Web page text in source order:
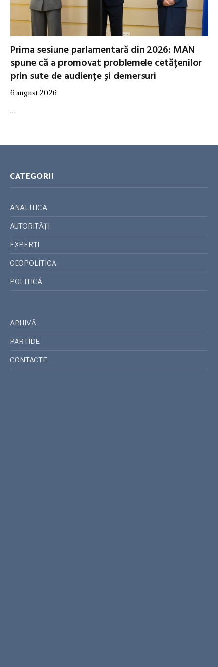
Prima sesiune parlamentară din 2026: MAN
spune că a promovat problemele cetățenilor
prin sute de audiențe și demersuri
6 august 2026
…
CATEGORII
ANALITICA
AUTORITĂȚI
EXPERȚI
GEOPOLITICA
POLITICĂ
ARHIVĂ
PARTIDE
CONTACTE